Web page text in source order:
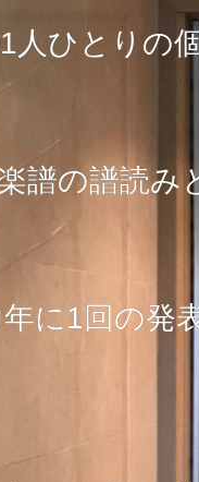
人ひとりの
譜の譜読み
に1回の発